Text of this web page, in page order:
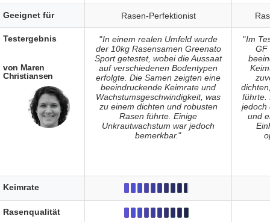
Rasen-Perfektionist
"In einem realen Umfeld wurde
der 10kg Rasensamen Greenato
Sport getestet, wobei die Aussaat
auf verschiedenen Bodentypen
erfolgte. Die Samen zeigten eine
beeindruckende Keimrate und
Wachstumsgeschwindigkeit, was
zu einem dichten und robusten
Rasen führte. Einige
Unkrautwachstum war jedoch
bemerkbar."
"Im
GF
führte.
jedoch
und
Geeignet für
Testergebnis
von Maren
Christiansen
Keimrate
Rasenqualität